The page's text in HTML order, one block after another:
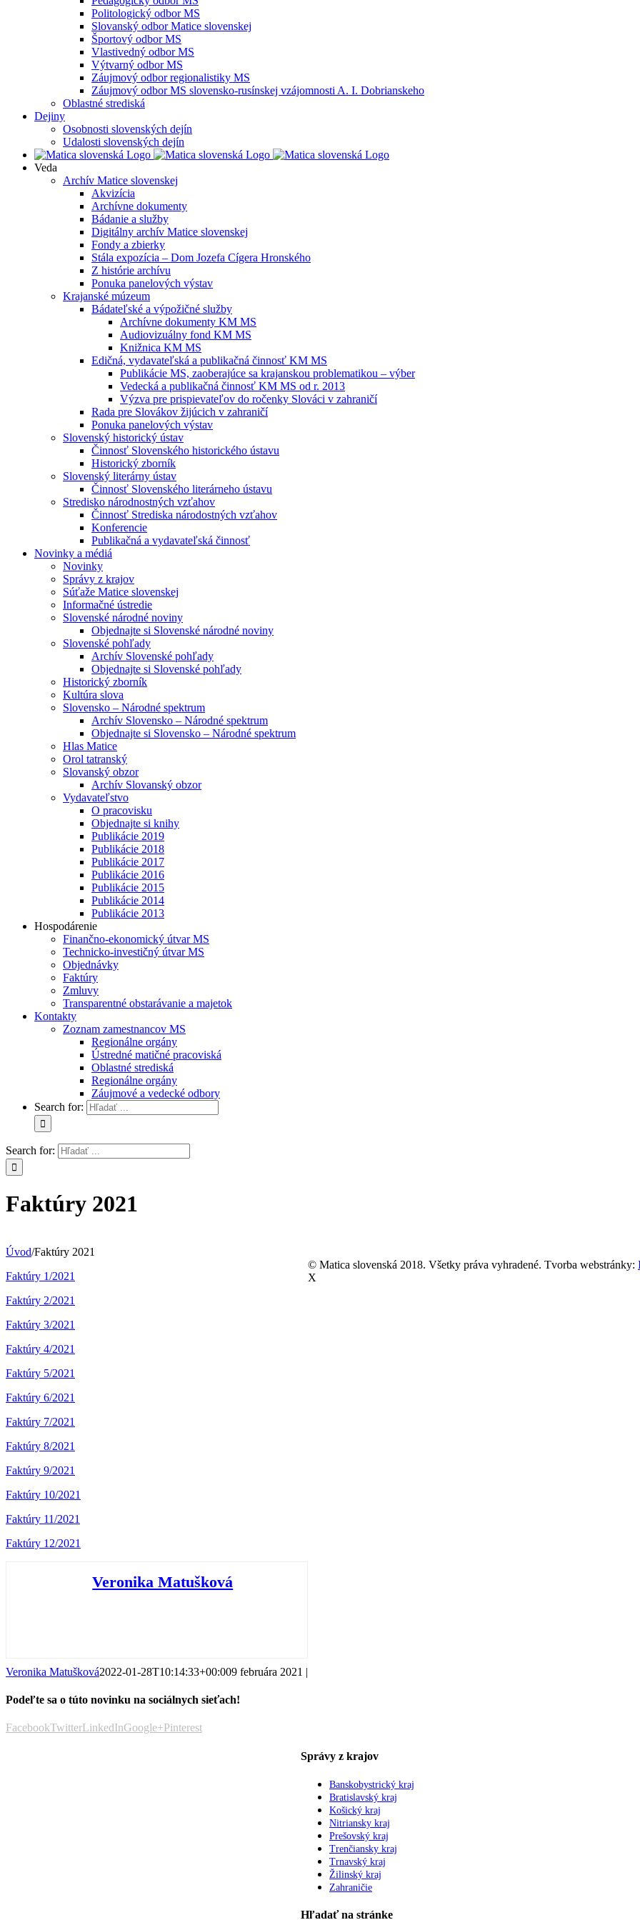
Politologický odbor MS
Slovanský odbor Matice slovenskej
Športový odbor MS
Vlastivedný odbor MS
Výtvarný odbor MS
Záujmový odbor regionalistiky MS
Záujmový odbor MS slovensko-rusínskej vzájomnosti A. I. Dobrianskeho
Oblastné strediská
Dejiny
Osobnosti slovenských dejín
Udalosti slovenských dejín
Veda
Archív Matice slovenskej
Akvizícia
Archívne dokumenty
Bádanie a služby
Digitálny archív Matice slovenskej
Fondy a zbierky
Stála expozícia – Dom Jozefa Cígera Hronského
Z histórie archívu
Ponuka panelových výstav
Krajanské múzeum
Bádateľské a výpožičné služby
Archívne dokumenty KM MS
Audiovizuálny fond KM MS
Knižnica KM MS
Edičná, vydavateľská a publikačná činnosť KM MS
Publikácie MS, zaoberajúce sa krajanskou problematikou – výber
Vedecká a publikačná činnosť KM MS od r. 2013
Výzva pre prispievateľov do ročenky Slováci v zahraničí
Rada pre Slovákov žijúcich v zahraničí
Ponuka panelových výstav
Slovenský historický ústav
Činnosť Slovenského historického ústavu
Historický zborník
Slovenský literárny ústav
Činnosť Slovenského literárneho ústavu
Stredisko národnostných vzťahov
Činnosť Strediska národostných vzťahov
Konferencie
Publikačná a vydavateľská činnosť
Novinky a médiá
Novinky
Správy z krajov
Súťaže Matice slovenskej
Informačné ústredie
Slovenské národné noviny
Objednajte si Slovenské národné noviny
Slovenské pohľady
Archív Slovenské pohľady
Objednajte si Slovenské pohľady
Historický zborník
Kultúra slova
Slovensko – Národné spektrum
Archív Slovensko – Národné spektrum
Objednajte si Slovensko – Národné spektrum
Hlas Matice
Orol tatranský
Slovanský obzor
Archív Slovanský obzor
Vydavateľstvo
O pracovisku
Objednajte si knihy
Publikácie 2019
Publikácie 2018
Publikácie 2017
Publikácie 2016
Publikácie 2015
Publikácie 2014
Publikácie 2013
Hospodárenie
Finančno-ekonomický útvar MS
Technicko-investičný útvar MS
Objednávky
Faktúry
Zmluvy
Transparentné obstarávanie a majetok
Kontakty
Zoznam zamestnancov MS
Regionálne orgány
Ústredné matičné pracoviská
Oblastné strediská
Regionálne orgány
Záujmové a vedecké odbory
Search for:
Search for:
Faktúry 2021
Úvod/Faktúry 2021
Faktúry 1/2021
Faktúry 2/2021
Faktúry 3/2021
Faktúry 4/2021
Faktúry 5/2021
Faktúry 6/2021
Faktúry 7/2021
Faktúry 8/2021
Faktúry 9/2021
Faktúry 10/2021
Faktúry 11/2021
Faktúry 12/2021
Veronika Matušková
Veronika Matušková2022-01-28T10:14:33+00:009 februára 2021 |
Podeľte sa o túto novinku na sociálnych sieťach!
FacebookTwitterLinkedInGoogle+Pinterest
Správy z krajov
Banskobystrický kraj
Bratislavský kraj
Košický kraj
Nitriansky kraj
Prešovský kraj
Trenčiansky kraj
Trnavský kraj
Žilinský kraj
Zahraničie
Hľadať na stránke
© Matica slovenská 2018. Všetky práva vyhradené. Tvorba webstránky:
X